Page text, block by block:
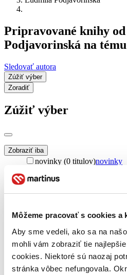
Môžeme pracovať s cookies a
Aby sme vedeli, ako sa na
mohli vám zobraziť tie
cookies. Niektoré sú naozaj
stránka vôbec nefungovala.
Pripravované knihy
Podjavorinská na
Sledovať autora
Zúžiť výber
Zoradiť
Zúžiť výber
Zobraziť iba
novinky (0 titulov)novinky
predpredaj (0 titulov)
pripravujeme (0 titulov)
dostupná (bez
vypredaných)
Nové / čítané
nová (0 titulov)nová